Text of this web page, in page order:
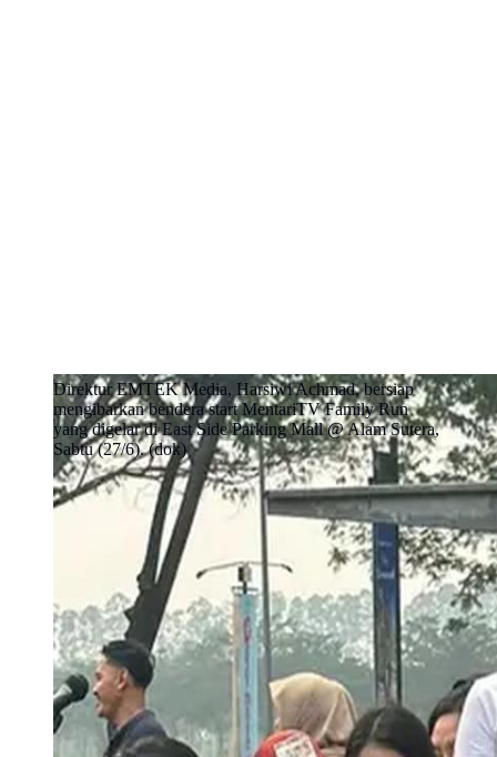
Direktur EMTEK Media, Harsiwi Achmad, bersiap
mengibarkan bendera start MentariTV Family Run
yang digelar di East Side Parking Mall @ Alam Sutera,
Sabtu (27/6). (dok)